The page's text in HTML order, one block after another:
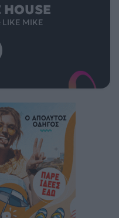
HOUSE
LIKE MIKE